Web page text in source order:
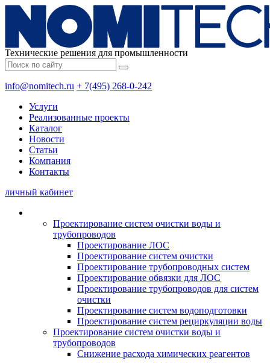
Технические решения для промышленности
info@nomitech.ru + 7(495) 268-0-242
Услуги
Реализованные проекты
Каталог
Новости
Статьи
Компания
Контакты
личный кабинет
Проектирование систем очистки воды и
трубопроводов
Проектирование ЛОС
Проектирование систем очистки
Проектирование трубопроводных систем
Проектирование обвязки для ЛОС
Проектирование трубопроводов для систем
очистки
Проектирование систем водоподготовки
Проектирование систем рециркуляции воды
Проектирование систем очистки воды и
трубопроводов
Снижение расхода химических реагентов